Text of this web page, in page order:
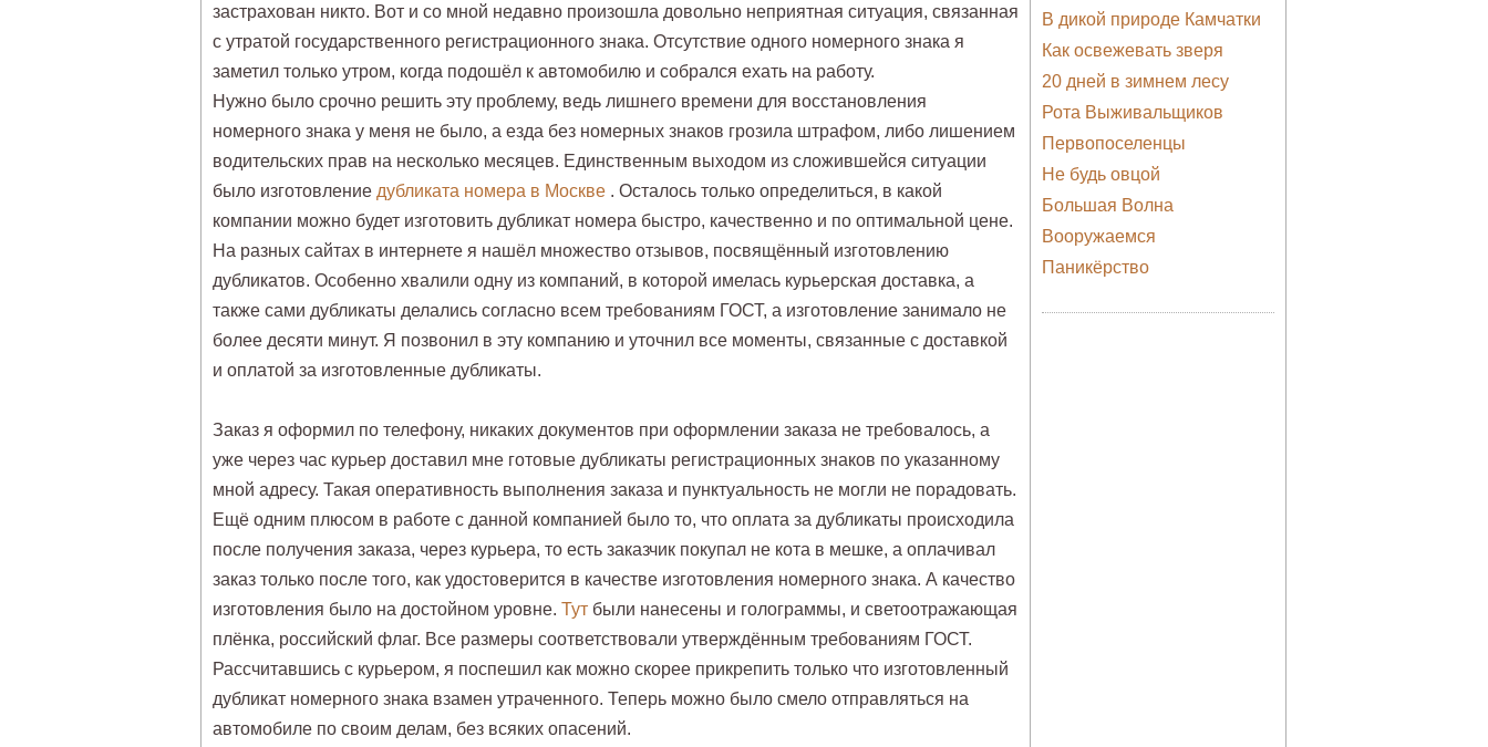
застрахован никто. Вот и со мной недавно произошла довольно неприятная ситуация, связанная
с утратой государственного регистрационного знака. Отсутствие одного номерного знака я
заметил только утром, когда подошёл к автомобилю и собрался ехать на работу.
Нужно было срочно решить эту проблему, ведь лишнего времени для восстановления
номерного знака у меня не было, а езда без номерных знаков грозила штрафом, либо лишением
водительских прав на несколько месяцев. Единственным выходом из сложившейся ситуации
было изготовление дубликата номера в Москве . Осталось только определиться, в какой
компании можно будет изготовить дубликат номера быстро, качественно и по оптимальной цене.
На разных сайтах в интернете я нашёл множество отзывов, посвящённый изготовлению
дубликатов. Особенно хвалили одну из компаний, в которой имелась курьерская доставка, а
также сами дубликаты делались согласно всем требованиям ГОСТ, а изготовление занимало не
более десяти минут. Я позвонил в эту компанию и уточнил все моменты, связанные с доставкой
и оплатой за изготовленные дубликаты.
Заказ я оформил по телефону, никаких документов при оформлении заказа не требовалось, а
уже через час курьер доставил мне готовые дубликаты регистрационных знаков по указанному
мной адресу. Такая оперативность выполнения заказа и пунктуальность не могли не порадовать.
Ещё одним плюсом в работе с данной компанией было то, что оплата за дубликаты происходила
после получения заказа, через курьера, то есть заказчик покупал не кота в мешке, а оплачивал
заказ только после того, как удостоверится в качестве изготовления номерного знака. А качество
изготовления было на достойном уровне. Тут были нанесены и голограммы, и светоотражающая
плёнка, российский флаг. Все размеры соответствовали утверждённым требованиям ГОСТ.
Рассчитавшись с курьером, я поспешил как можно скорее прикрепить только что изготовленный
дубликат номерного знака взамен утраченного. Теперь можно было смело отправляться на
автомобиле по своим делам, без всяких опасений.
В дикой природе Камчатки
Как освежевать зверя
20 дней в зимнем лесу
Рота Выживальщиков
Первопоселенцы
Не будь овцой
Большая Волна
Вооружаемся
Паникёрство